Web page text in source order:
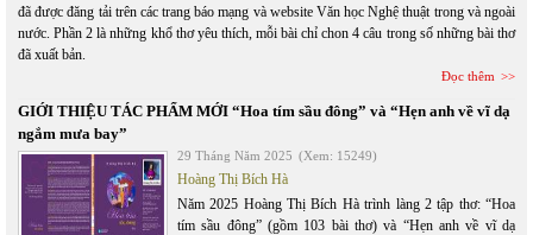
đã được đăng tải trên các trang báo mạng và website Văn học Nghệ thuật trong và ngoài
nước. Phần 2 là những khổ thơ yêu thích, mỗi bài chỉ chon 4 câu trong số những bài thơ
đã xuất bản.
Đọc thêm
GIỚI THIỆU TÁC PHẨM MỚI “Hoa tím sầu đông” và “Hẹn anh về vĩ dạ
ngắm mưa bay”
29 Tháng Năm 2025 (Xem: 15249)
Hoàng Thị Bích Hà
Năm 2025 Hoàng Thị Bích Hà trình làng 2 tập thơ: “Hoa
tím sầu đông” (gồm 103 bài thơ) và “Hẹn anh về vĩ dạ